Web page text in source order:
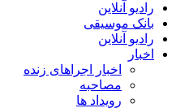
رادیو آنلاین
بانک موسیقی
رادیو آنلاین
اخبار
اخبار اجراهای زنده
مصاحبه
رویداد ها